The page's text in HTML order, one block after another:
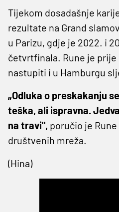
Tijekom dosadašnje
rezultate na Grand
u Parizu, gdje je 2022. i
četvrtfinala. Rune je prije
nastupiti i u Hamburgu
„Odluka o preskakanju
teška, ali ispravna.
na travi", poručio je
društvenih mreža.
(Hina)